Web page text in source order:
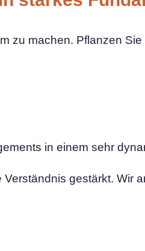
zu machen. Pflanzen
in einem sehr
gestärkt. Wir